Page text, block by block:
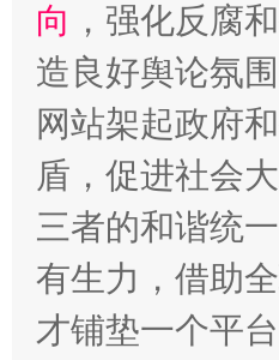
向 ，强化反腐
造良好舆论氛
网站架起政府
盾，促进社会
三者的和谐统
有生力，借助
才铺垫一个平